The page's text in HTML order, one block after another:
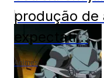
produção de
expectati...
Animes